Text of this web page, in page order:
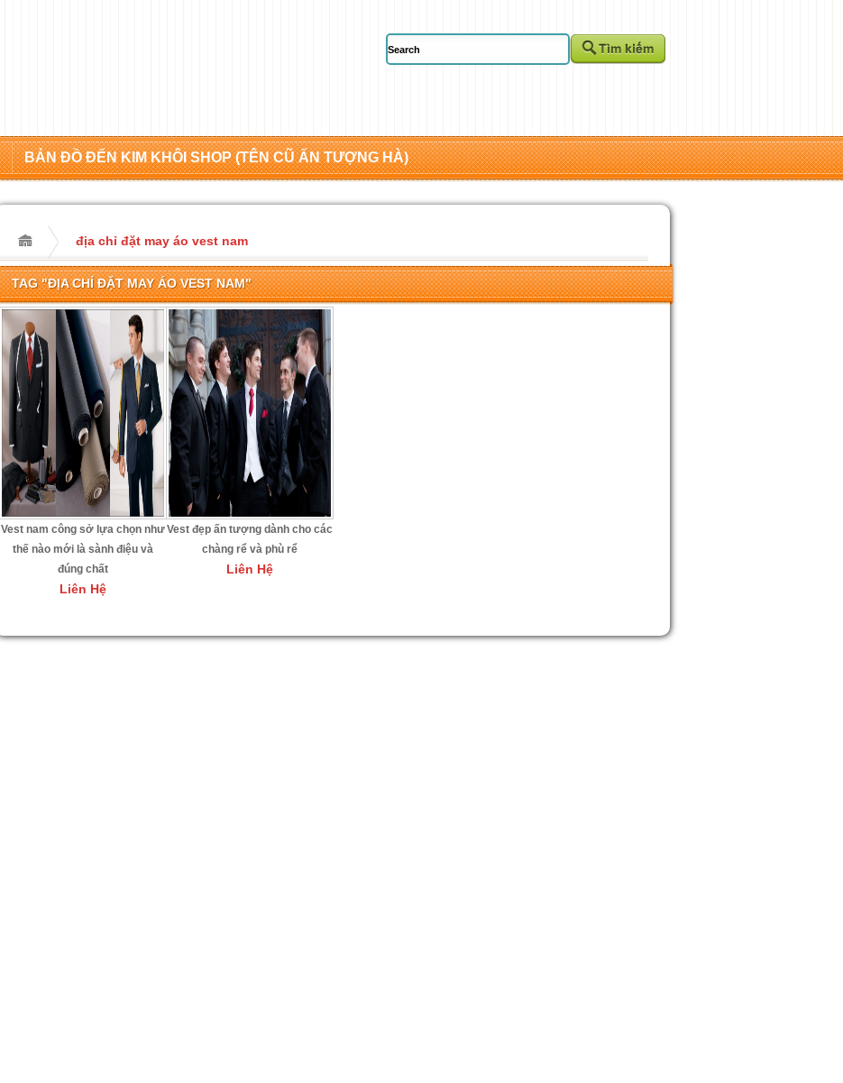
BẢN ĐỒ ĐẾN KIM KHÔI SHOP (TÊN CŨ ẤN TƯỢNG HÀ)
địa chỉ đặt may áo vest nam
TAG "ĐỊA CHỈ ĐẶT MAY ÁO VEST NAM"
Vest nam công sở lựa chọn như
thế nào mới là sành điệu và
đúng chất
Liên Hệ
Vest đẹp ấn tượng dành cho các
chàng rể và phù rể
Liên Hệ